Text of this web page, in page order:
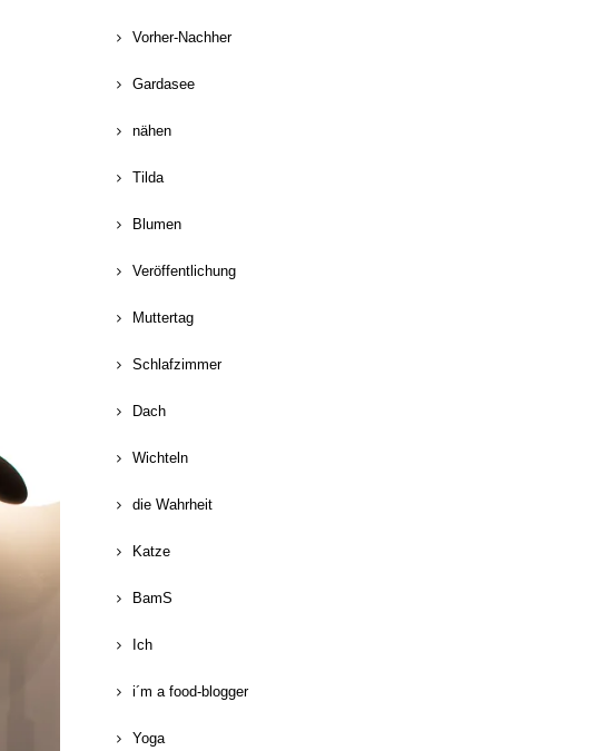
Vorher-Nachher
Gardasee
nähen
Tilda
Blumen
Veröffentlichung
Muttertag
Schlafzimmer
Dach
Wichteln
die Wahrheit
Katze
BamS
Ich
i´m a food-blogger
Yoga